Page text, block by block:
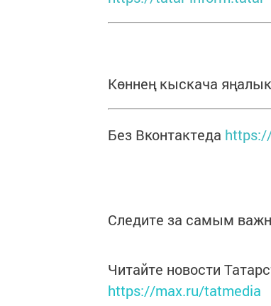
Көннең кыскача
Без Вконтактеда
Следите за самым
Читайте новости
https://max.ru/tatmedia